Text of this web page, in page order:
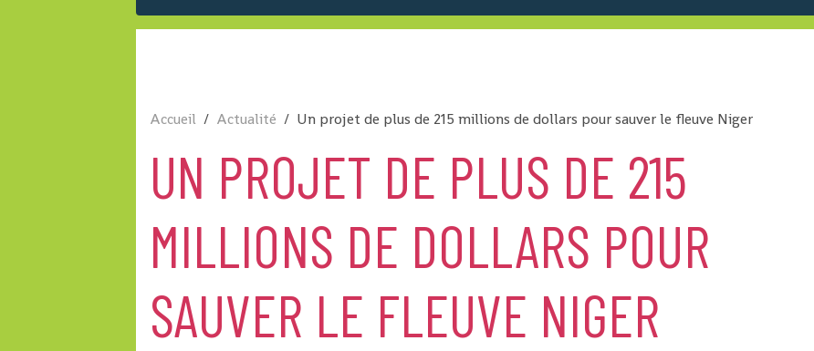
Accueil Actualité Un projet de plus de 215 millions de dollars pour sauver le fleuve Niger
UN PROJET DE PLUS DE 215
MILLIONS DE DOLLARS POUR
SAUVER LE FLEUVE NIGER